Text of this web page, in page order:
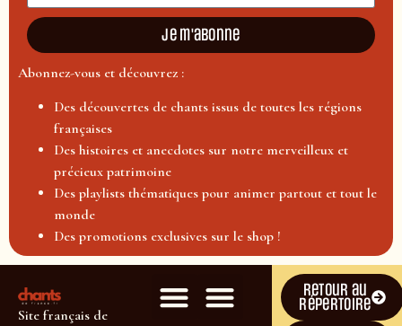
Je m'abonne
Abonnez-vous et découvrez :
Des découvertes de chants issus de toutes les régions
françaises
Des histoires et anecdotes sur notre merveilleux et
précieux patrimoine
Des playlists thématiques pour animer partout et tout le
monde
Des promotions exclusives sur le shop !
Site français de
Retour au
répertoire